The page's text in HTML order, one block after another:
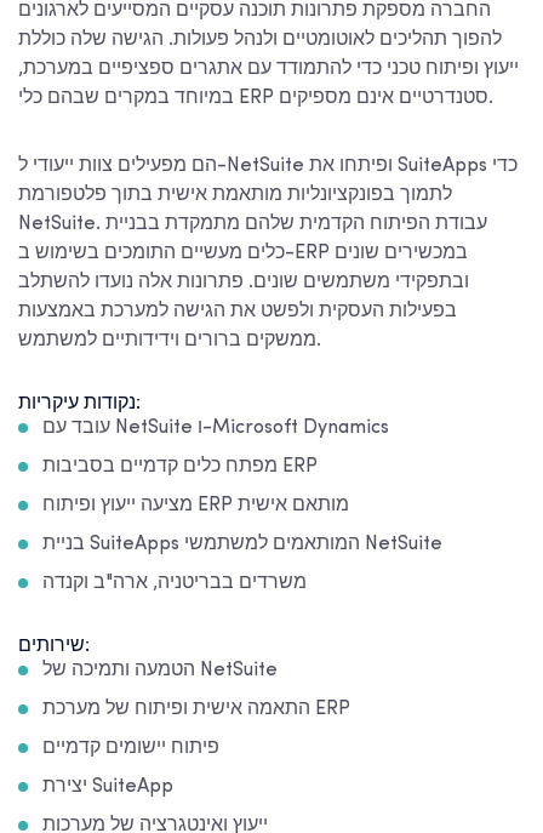
החברה מספקת פתרונות תוכנה עסקיים המסייעים לארגונים
להפוך תהליכים לאוטומטיים ולנהל פעולות. הגישה שלה כוללת
ייעוץ ופיתוח טכני כדי להתמודד עם אתגרים ספציפיים במערכת,
במיוחד במקרים שבהם כלי ERP סטנדרטיים אינם מספיקים.
הם מפעילים צוות ייעודי ל-NetSuite ופיתחו את SuiteApps כדי
לתמוך בפונקציונליות מותאמת אישית בתוך פלטפורמת
NetSuite. עבודת הפיתוח הקדמית שלהם מתמקדת בבניית
כלים מעשיים התומכים בשימוש ב-ERP במכשירים שונים
ובתפקידי משתמשים שונים. פתרונות אלה נועדו להשתלב
בפעילות העסקית ולפשט את הגישה למערכת באמצעות
ממשקים ברורים וידידותיים למשתמש.
נקודות עיקריות:
עובד עם NetSuite ו-Microsoft Dynamics
מפתח כלים קדמיים בסביבות ERP
מציעה ייעוץ ופיתוח ERP מותאם אישית
בניית SuiteApps המותאמים למשתמשי NetSuite
משרדים בבריטניה, ארה"ב וקנדה
שירותים:
הטמעה ותמיכה של NetSuite
התאמה אישית ופיתוח של מערכת ERP
פיתוח יישומים קדמיים
יצירת SuiteApp
ייעוץ ואינטגרציה של מערכות